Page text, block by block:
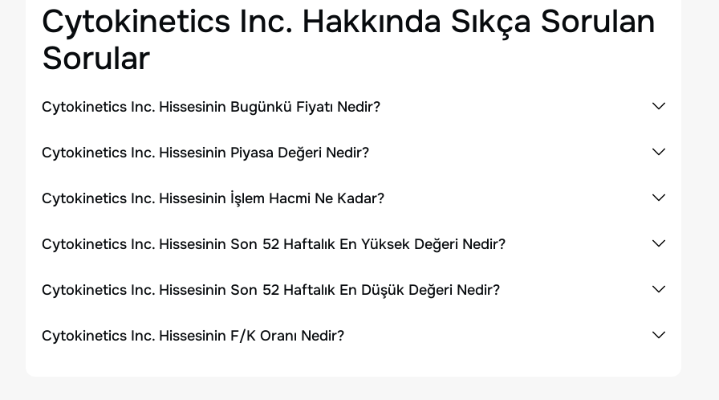
Cytokinetics Inc. Hakkında Sıkça Sorulan
Sorular
Cytokinetics Inc. Hissesinin Bugünkü Fiyatı Nedir?
Cytokinetics Inc. Hissesinin Piyasa Değeri Nedir?
Cytokinetics Inc. Hissesinin İşlem Hacmi Ne Kadar?
Cytokinetics Inc. Hissesinin Son 52 Haftalık En Yüksek Değeri Nedir?
Cytokinetics Inc. Hissesinin Son 52 Haftalık En Düşük Değeri Nedir?
Cytokinetics Inc. Hissesinin F/K Oranı Nedir?